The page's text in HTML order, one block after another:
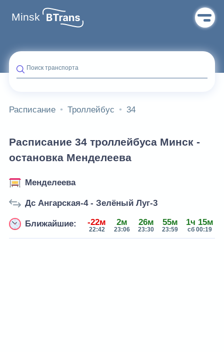
Minsk
Поиск транспорта
Расписание Троллейбус 34
Расписание 34 троллейбуса Минск -
остановка Менделеева
Менделеева
Дс Ангарская-4 - Зелёный Луг-3
Ближайшие: -22м
22:42
2м
23:06
26м
23:30
55м
23:59
1ч 15м
сб 00:19